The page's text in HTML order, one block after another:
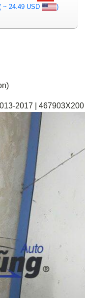
~ 24.49 USD
)
2017 | 467903X200